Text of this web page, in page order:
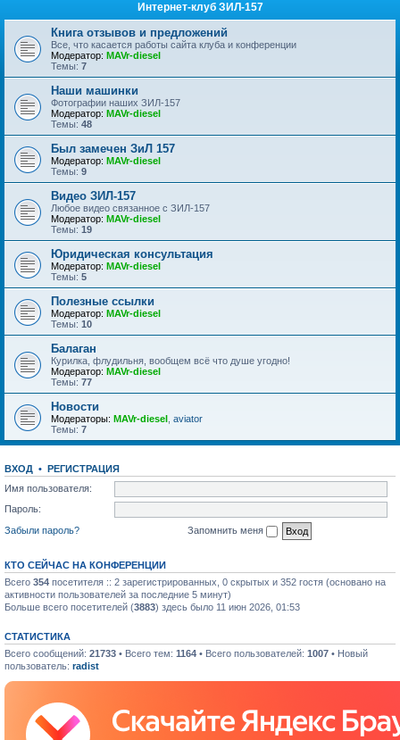
Интернет-клуб ЗИЛ-157
Книга отзывов и предложений
Все, что касается работы сайта клуба и конференции
Модератор: MAVr-diesel
Темы: 7
Наши машинки
Фотографии наших ЗИЛ-157
Модератор: MAVr-diesel
Темы: 48
Был замечен ЗиЛ 157
Модератор: MAVr-diesel
Темы: 9
Видео ЗИЛ-157
Любое видео связанное с ЗИЛ-157
Модератор: MAVr-diesel
Темы: 19
Юридическая консультация
Модератор: MAVr-diesel
Темы: 5
Полезные ссылки
Модератор: MAVr-diesel
Темы: 10
Балаган
Курилка, флудильня, вообщем всё что душе угодно!
Модератор: MAVr-diesel
Темы: 77
Новости
Модераторы: MAVr-diesel aviator
Темы: 7
ВХОД • РЕГИСТРАЦИЯ
Имя пользователя:
Пароль:
Забыли пароль?
Запомнить меня
КТО СЕЙЧАС НА КОНФЕРЕНЦИИ
Всего 354 посетителя :: 2 зарегистрированных, 0 скрытых и 352 гостя (основано на
активности пользователей за последние 5 минут)
Больше всего посетителей (3883) здесь было 11 июн 2026, 01:53
СТАТИСТИКА
Всего сообщений: 21733 • Всего тем: 1164 • Всего пользователей: 1007 • Новый
пользователь: radist